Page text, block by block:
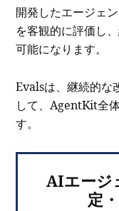
開発したエージェ
を客観的に評価し
可能になります。
Evalsは、継続的な
して、AgentKit全
す。
AIエージ
定